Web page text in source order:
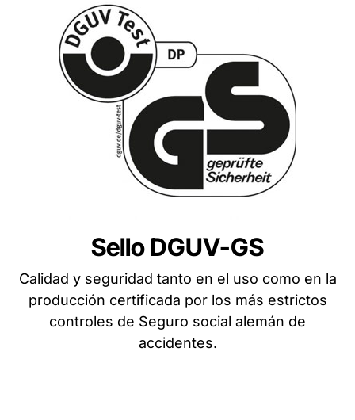
Sello DGUV-GS
Calidad y seguridad tanto en el uso como en la
producción certificada por los más estrictos
controles de Seguro social alemán de
accidentes.